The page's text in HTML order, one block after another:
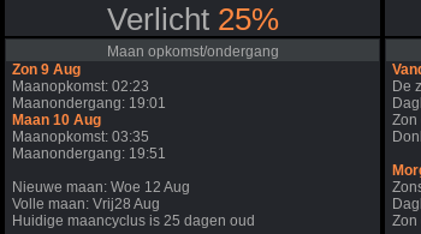
Verlicht 25%
Maan opkomst/ondergang
Zon 9 Aug
Maanopkomst: 02:23
Maanondergang: 19:01
Maan 10 Aug
Maanopkomst: 03:35
Maanondergang: 19:51
Nieuwe maan: Woe 12 Aug
Volle maan: Vrij28 Aug
Huidige maancyclus is 25 dagen oud
De
Zon
Zon